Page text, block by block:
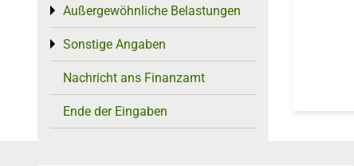
Außergewöhnliche Belastungen
Toggle menu
Sonstige Angaben
Toggle menu
Nachricht ans Finanzamt
Ende der Eingaben